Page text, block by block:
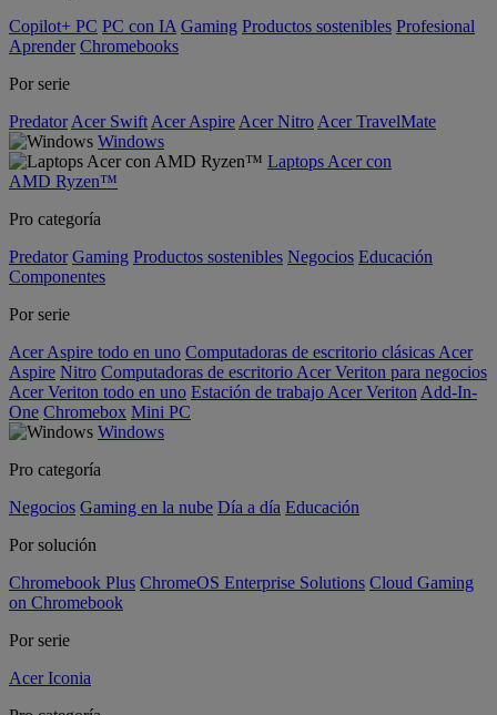
Copilot+ PC PC con IA Gaming Productos sostenibles Profesional
Aprender Chromebooks
Por serie
Predator Acer Swift Acer Aspire Acer Nitro Acer TravelMate
Windows
Laptops Acer con
AMD Ryzen™
Pro categoría
Predator Gaming Productos sostenibles Negocios Educación
Componentes
Por serie
Acer Aspire todo en uno Computadoras de escritorio clásicas Acer
Aspire Nitro Computadoras de escritorio Acer Veriton para negocios
Acer Veriton todo en uno Estación de trabajo Acer Veriton Add-In-
One Chromebox Mini PC
Windows
Pro categoría
Negocios Gaming en la nube Día a día Educación
Por solución
Chromebook Plus ChromeOS Enterprise Solutions Cloud Gaming
on Chromebook
Por serie
Acer Iconia